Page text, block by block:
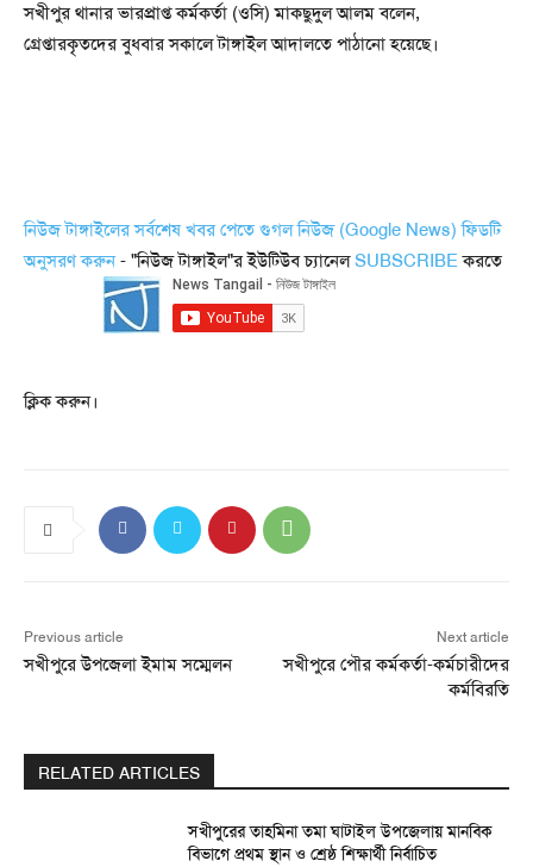
সখীপুর থানার ভারপ্রাপ্ত কর্মকর্তা (ওসি) মাকছুদুল আলম বলেন,
গ্রেপ্তারকৃতদের বুধবার সকালে টাঙ্গাইল আদালতে পাঠানো হয়েছে।
নিউজ টাঙ্গাইলের সর্বশেষ খবর পেতে গুগল নিউজ (Google News) ফিডটি
অনুসরণ করুন- "নিউজ টাঙ্গাইল"র ইউটিউব চ্যানেলSUBSCRIBEকরতে
ক্লিক করুন।
Previous article
সখীপুরে উপজেলা ইমাম সম্মেলন
Next article
সখীপুরে পৌর কর্মকর্তা-কর্মচারীদের
কর্মবিরতি
RELATED ARTICLES
সখীপুরের তাহমিনা তমা ঘাটাইল উপজেলায় মানবিক
বিভাগে প্রথম স্থান ও শ্রেষ্ঠ শিক্ষার্থী নির্বাচিত